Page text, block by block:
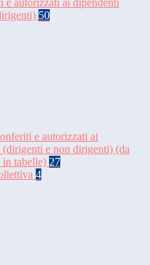
e autorizzati ai dipendenti
50
e autorizzati ai
(dirigenti e non dirigenti) (da
in tabelle) 27
4